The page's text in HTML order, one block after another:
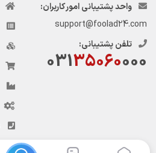
واحد پشتیبانی امور کاربران:
support@foolad24.com
تلفن پشتیبانی:
03135060000